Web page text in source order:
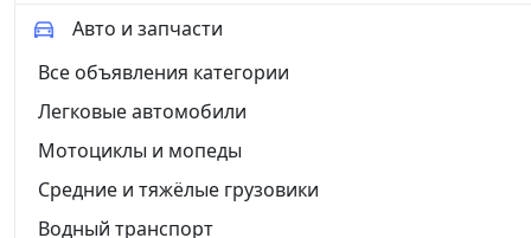
Авто и запчасти
Все объявления категории
Легковые автомобили
Мотоциклы и мопеды
Средние и тяжёлые грузовики
Водный транспорт